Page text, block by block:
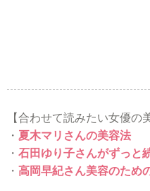
【合わせて読みたい女優の
・ 夏木マリさんの美容法
・ 石田ゆり子さんがずっと
・ 高岡早紀さん美容のため